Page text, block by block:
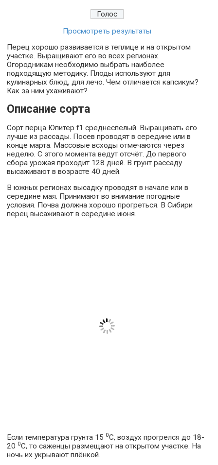
Просмотреть результаты
Перец хорошо развивается в теплице и на открытом
участке. Выращивают его во всех регионах.
Огородникам необходимо выбрать наиболее
подходящую методику. Плоды используют для
кулинарных блюд, для лечо. Чем отличается капсикум?
Как за ним ухаживают?
Описание сорта
Сорт перца Юпитер f1 среднеспелый. Выращивать его
лучше из рассады. Посев проводят в середине или в
конце марта. Массовые всходы отмечаются через
неделю. С этого момента ведут отсчёт. До первого
сбора урожая проходит 128 дней. В грунт рассаду
высаживают в возрасте 40 дней.
В южных регионах высадку проводят в начале или в
середине мая. Принимают во внимание погодные
условия. Почва должна хорошо прогреться. В Сибири
перец высаживают в середине июня.
Если температура грунта 15 0С, воздух прогрелся до 18-
20 0С, то саженцы размещают на открытом участке. На
ночь их укрывают плёнкой.